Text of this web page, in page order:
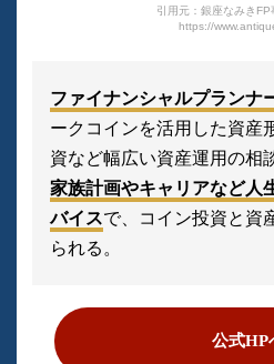
引用元：銀座なみきFP
https://
ファイナンシャルプランナ
ークコインを活用した資産
資など幅広い資産運用の相
家族計画やキャリアなど人
バイスで、コイン投資と資
られる。
公式HP